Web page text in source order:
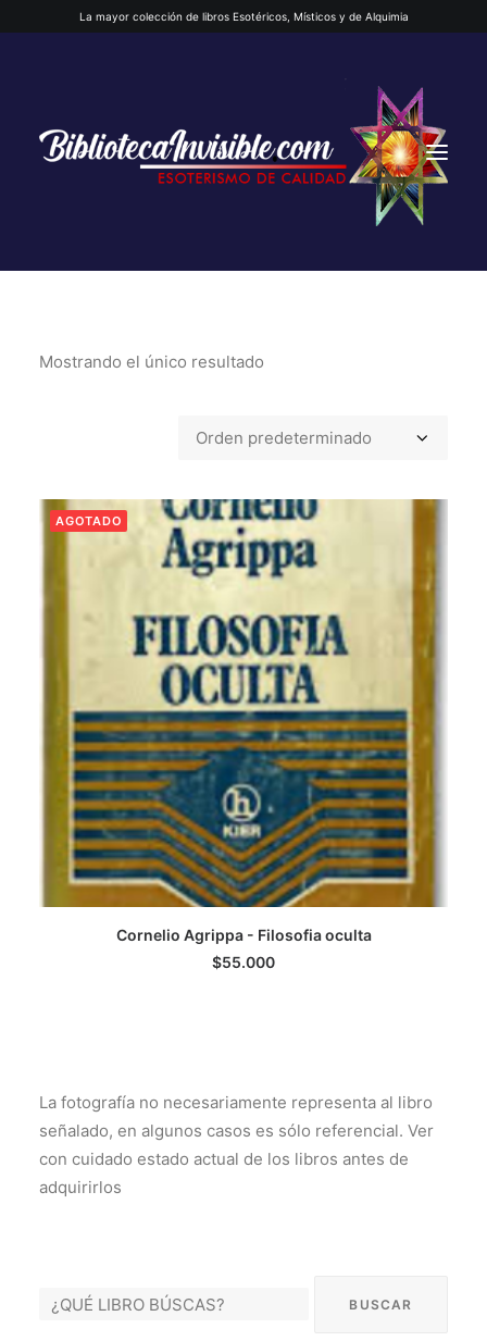
La mayor colección de libros Esotéricos, Místicos y de Alquimia
INICIO
CATEGORÍAS
CONTACTO
LOGIN / REGISTER
CART
Mostrando el único resultado
AGOTADO
LEER MÁS
Cornelio Agrippa - Filosofia oculta
$55.000
La fotografía no necesariamente representa al libro
señalado, en algunos casos es sólo referencial. Ver
con cuidado estado actual de los libros antes de
adquirirlos